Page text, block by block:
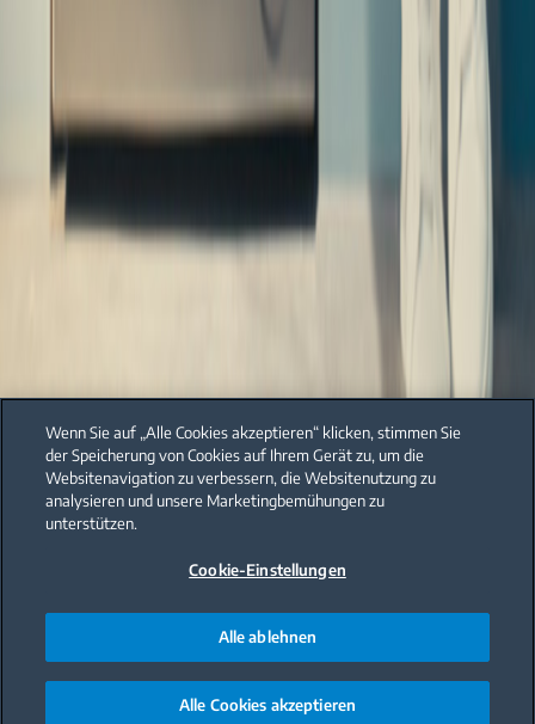
Wenn Sie auf „Alle Cookies akzeptieren“ klicken, stimmen Sie
der Speicherung von Cookies auf Ihrem Gerät zu, um die
Websitenavigation zu verbessern, die Websitenutzung zu
analysieren und unsere Marketingbemühungen zu
unterstützen.
Cookie-Einstellungen
Alle ablehnen
Alle Cookies akzeptieren